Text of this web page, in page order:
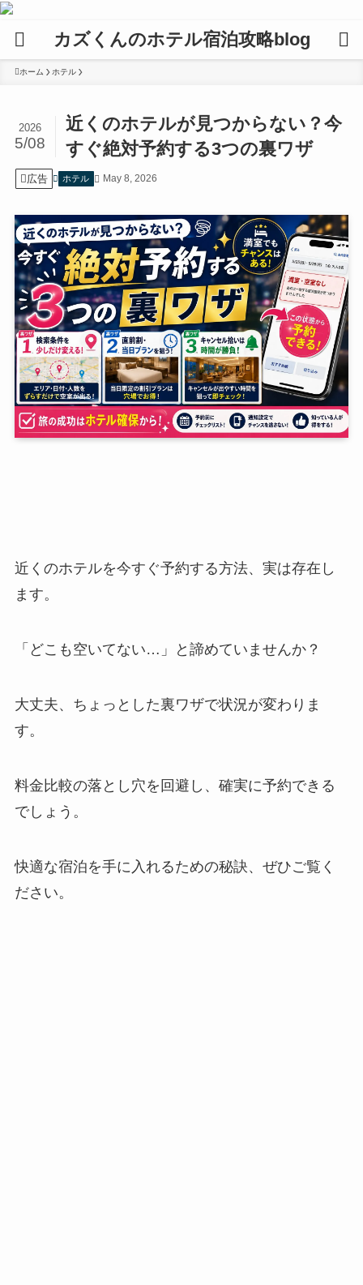
カズくんのホテル宿泊攻略blog
ホーム ホテル
近くのホテルが見つからない？今
すぐ絶対予約する3つの裏ワザ
2026
5/08
広告 ホテル May 8, 2026
近くのホテルを今すぐ予約する方法、実は存在し
ます。
「どこも空いてない…」と諦めていませんか？
大丈夫、ちょっとした裏ワザで状況が変わりま
す。
料金比較の落とし穴を回避し、確実に予約できる
でしょう。
快適な宿泊を手に入れるための秘訣、ぜひご覧く
ださい。